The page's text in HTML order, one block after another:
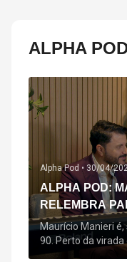
ALPHA
Alpha Pod • 30/04/
ALPHA POD:
RELEMBRA
SECADA,
MAIS
Maurício Manieri
90. Perto da
estreou